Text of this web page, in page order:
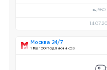
660
Москва 24/7
1 182 100 Подписчиков